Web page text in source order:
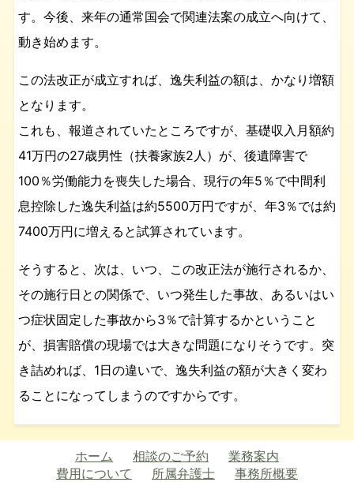
す。今後、来年の通常国会で関連法案の成立へ向けて、
動き始めます。
この法改正が成立すれば、逸失利益の額は、かなり増額
となります。
これも、報道されていたところですが、基礎収入月額約
41万円の27歳男性（扶養家族2人）が、後遺障害で
100％労働能力を喪失した場合、現行の年5％で中間利
息控除した逸失利益は約5500万円ですが、年3％では約
7400万円に増えると試算されています。
そうすると、次は、いつ、この改正法が施行されるか、
その施行日との関係で、いつ発生した事故、あるいはい
つ症状固定した事故から3％で計算するかということ
が、損害賠償の現場では大きな問題になりそうです。突
き詰めれば、1日の違いで、逸失利益の額が大きく変わ
ることになってしまうのですからです。
ホーム 相談のご予約
業務案内
費用について
所属弁護士 事務所概要